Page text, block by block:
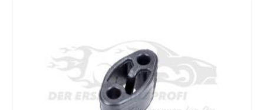
Mercedes Ersatzteile
Mini Ersatzteile